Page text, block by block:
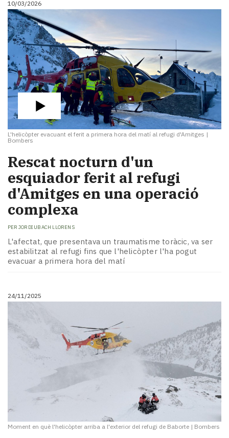
i
turisme
Cultura
Esports
Mai
tant!
TV
i
mitjans
El
Reportatges
Enquestes
A
escena!
Dis
la
Subscriptors
La
newsletter
del
patrocinat
més
llegit...
Editorial
10/03/2026
L'helicòpter evacuant el ferit a primera hora del matí al refugi d'Amitges |
Bombers
Rescat nocturn d'un
esquiador ferit al refugi
d'Amitges en una operació
complexa
PER JORDI UBACH LLORENS
L'afectat, que presentava un traumatisme toràcic, va ser
estabilitzat al refugi fins que l'helicòpter l'ha pogut
evacuar a primera hora del matí
24/11/2025
Moment en què l'helicòpter arriba a l'exterior del refugi de Baborte | Bombers